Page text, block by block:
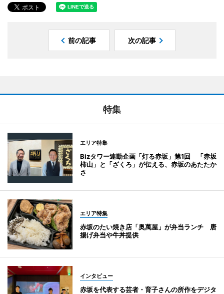
前の記事 次の記事
特集
エリア特集
Bizタワー連動企画「灯る赤坂」第1回 「赤坂
柿山」と「ざくろ」が伝える、赤坂のあたたか
さ
エリア特集
赤坂のたい焼き店「奥萬屋」が弁当ランチ 唐
揚げ弁当や牛丼提供
インタビュー
赤坂を代表する芸者・育子さんの所作をデジタ